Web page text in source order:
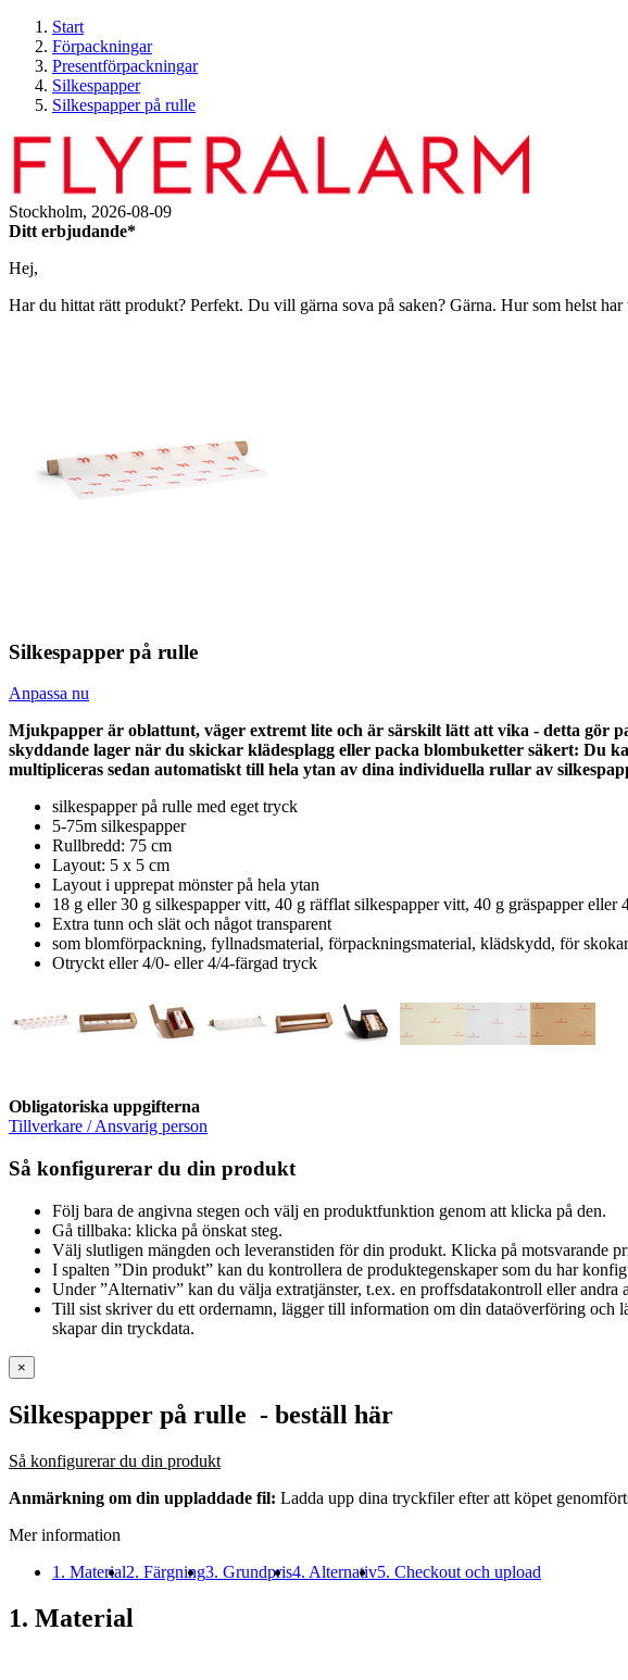
Start
Förpackningar
Presentförpackningar
Silkespapper
Silkespapper på rulle
Stockholm, 2026-08-09
Ditt erbjudande*
Hej,
Har du hittat rätt produkt? Perfekt. Du vill gärna sova på saken? Gärna. Hur som helst
Silkespapper på rulle
Anpassa nu
Mjukpapper är oblattunt, väger extremt lite och är särskilt lätt att vika - detta gör
skyddande lager när du skickar klädesplagg eller packa blombuketter säkert: Du
multipliceras sedan automatiskt till hela ytan av dina individuella rullar av
silkespapper på rulle med eget tryck
5-75m silkespapper
Rullbredd: 75 cm
Layout: 5 x 5 cm
Layout i upprepat mönster på hela ytan
18 g eller 30 g silkespapper vitt, 40 g räfflat silkespapper vitt, 40 g gräspapper eller
Extra tunn och slät och något transparent
som blomförpackning, fyllnadsmaterial, förpackningsmaterial, klädskydd, för
Otryckt eller 4/0- eller 4/4-färgad tryck
Obligatoriska uppgifterna
Tillverkare / Ansvarig person
Så konfigurerar du din produkt
Följ bara de angivna stegen och välj en produktfunktion genom att klicka på den.
Gå tillbaka: klicka på önskat steg.
Välj slutligen mängden och leveranstiden för din produkt. Klicka på motsvarande
I spalten ”Din produkt” kan du kontrollera de produktegenskaper som du har
Under ”Alternativ” kan du välja extratjänster, t.ex. en proffsdatakontroll eller
Till sist skriver du ett ordernamn, lägger till information om din dataöverföring
skapar din tryckdata.
×
Silkespapper på rulle - beställ här
Så konfigurerar du din produkt
Anmärkning om din uppladdade fil: Ladda upp dina tryckfiler efter att köpet
Mer information
1. Material2. Färgning3. Grundpris4. Alternativ5. Checkout och upload
1. Material